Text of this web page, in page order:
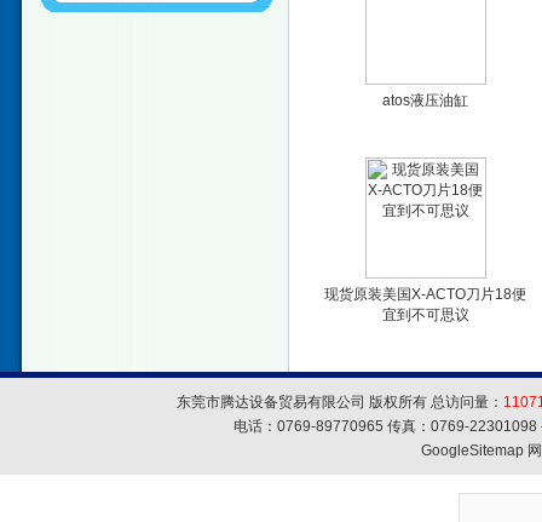
atos液压油缸
现货原装美国X-ACTO刀片18便
宜到不可思议
东莞市腾达设备贸易有限公司 版权所有 总访问量：
电话：0769-89770965 传真：0769-
GoogleSitemap网